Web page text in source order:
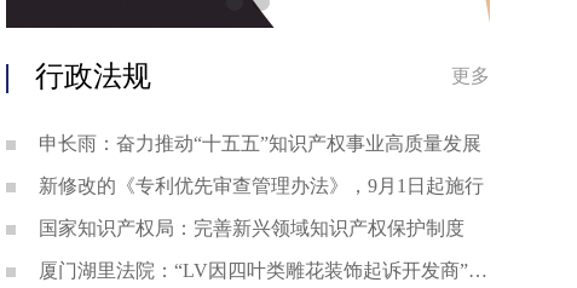
行政法规 更多
申长雨：奋力推动“十五五”知识产权事业高质量发展
新修改的《专利优先审查管理办法》，9月1日起施行
国家知识产权局：完善新兴领域知识产权保护制度
厦门湖里法院：“LV因四叶类雕花装饰起诉开发商”不